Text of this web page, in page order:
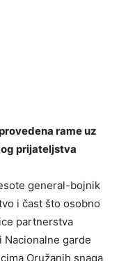
rame uz
prijateljstva
general-bojnik
i čast što osobno
partnerstva
Nacionalne garde
Oružanih snaga